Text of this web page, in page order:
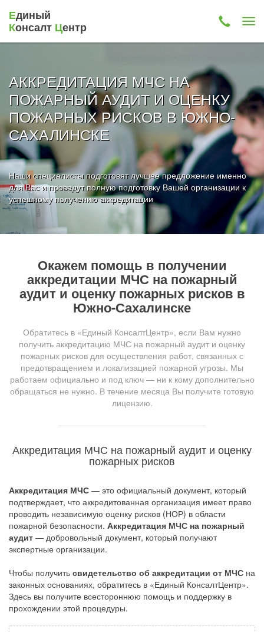
Единый
Консалт Центр
АККРЕДИТАЦИЯ МЧС НА
ПОЖАРНЫЙ АУДИТ И ОЦЕНКУ
ПОЖАРНЫХ РИСКОВ В ЮЖНО-
САХАЛИНСКЕ
Наши специалисты подготовят лучшее предложение именно
для Вас и проведут полную подготовку Вашей организации к
успешному получению аккредитации
Окажем помощь в получении
аккредитации МЧС на пожарный
аудит и оценку пожарных рисков в
Южно-Сахалинске
Обратитесь в «Единый КонсалтЦентр», если Вам нужно
получить аккредитацию МЧС на пожарный аудит и оценку
пожарных рисков для осуществления работ, связанных с
предотвращением и локализацией пожарной угрозы. Мы
работаем официально и под ключ — ни к кому дополнительно
обращаться не нужно. В течение месяца Вы получите готовую
лицензию.
Аккредитация МЧС на пожарный аудит и оценку
пожарных рисков
Аккредитация МЧС — это официальный документ, который
подтверждает, что аккредитованная организация имеет право
проводить независимую оценку рисков (НОР) в области
пожарной безопасности. Аккредитация МЧС на пожарный
аудит — добровольный документ, который получают
экспертные организации.
Чтобы получить свидетельство об аккредитации от МЧС на
законных основаниях, обратитесь в «Единый КонсалтЦентр».
Здесь вы получите всестороннюю помощь и поддержку в
прохождении этой процедуры.